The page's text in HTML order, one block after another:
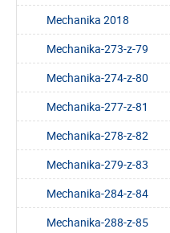
Mechanika 2018
Mechanika-273-z-79
Mechanika-274-z-80
Mechanika-277-z-81
Mechanika-278-z-82
Mechanika-279-z-83
Mechanika-284-z-84
Mechanika-288-z-85